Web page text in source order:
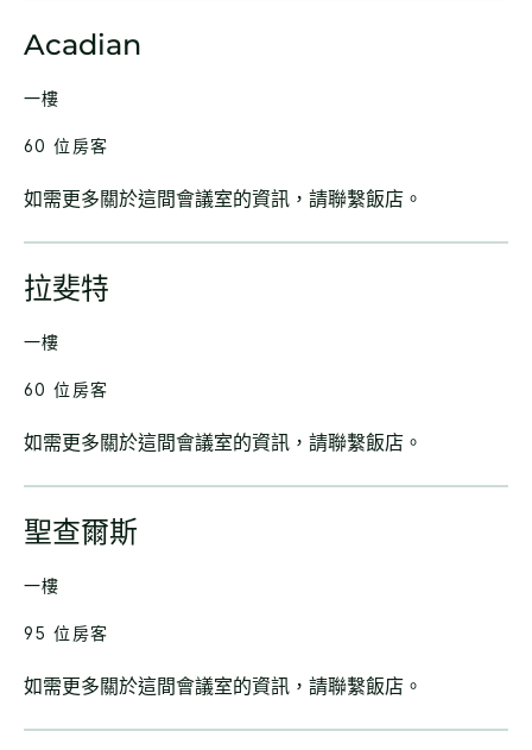
Acadian
如需更多關於這間會議室的資訊，請聯繫飯店。
一樓
60 位房客
拉斐特
如需更多關於這間會議室的資訊，請聯繫飯店。
一樓
60 位房客
聖查爾斯
如需更多關於這間會議室的資訊，請聯繫飯店。
一樓
95 位房客